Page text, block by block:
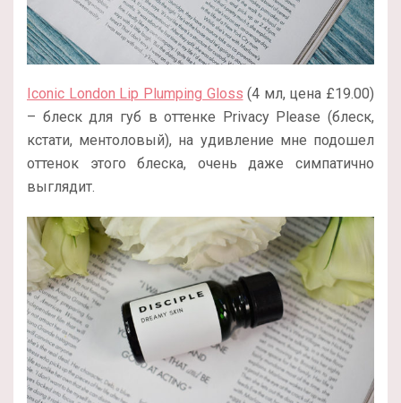
Iconic London Lip Plumping Gloss (4 мл, цена £19.00)
– блеск для губ в оттенке
Privacy Please (блеск,
кстати, ментоловый), на удивление мне подошел
оттенок этого блеска, очень даже симпатично
выглядит.